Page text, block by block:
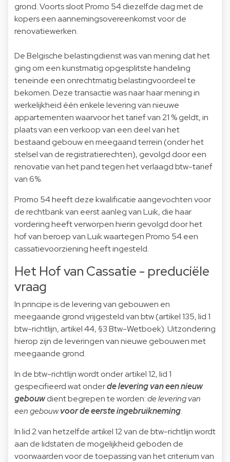
grond. Voorts sloot Promo 54 diezelfde dag met de
kopers een aannemingsovereenkomst voor de
renovatiewerken.
De Belgische belastingdienst was van mening dat het
ging om een kunstmatig opgesplitste handeling
teneinde een onrechtmatig belastingvoordeel te
bekomen. Deze transactie was naar haar mening in
werkelijkheid één enkele levering van nieuwe
appartementen waarvoor het tarief van 21 % geldt, in
plaats van een verkoop van een deel van het
bestaand gebouw en meegaand terrein (onder het
stelsel van de registratierechten), gevolgd door een
renovatie van het pand tegen het verlaagd btw-tarief
van 6%.
Promo 54 heeft deze kwalificatie aangevochten voor
de rechtbank van eerst aanleg van Luik, die haar
vordering heeft verworpen hierin gevolgd door het
hof van beroep van Luik waartegen Promo 54 een
cassatievoorziening heeft ingesteld.
Het Hof van Cassatie - preduciële
vraag
In principe is de levering van gebouwen en
meegaande grond vrijgesteld van btw (artikel 135, lid 1
btw-richtlijn, artikel 44, §3 Btw-Wetboek). Uitzondering
hierop zijn de leveringen van nieuwe gebouwen met
meegaande grond.
In de btw-richtlijn wordt onder artikel 12, lid 1
gespecifieerd wat onderde levering van een nieuw
gebouwdient begrepen te worden:de levering van
een gebouwvoor de eerste ingebruikneming.
In lid 2 van hetzelfde artikel 12 van de btw-richtlijn wordt
aan de lidstaten de mogelijkheid geboden de
voorwaarden voor de toepassing van het criterium van